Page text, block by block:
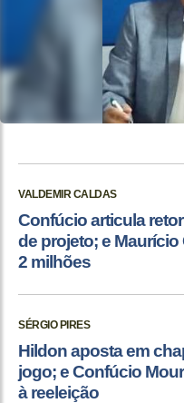
VALDEMIR CALDAS
Confúcio articula
de projeto; e
2 milhões
SÉRGIO PIRES
Hildon aposta em
jogo; e Confúcio
à reeleição